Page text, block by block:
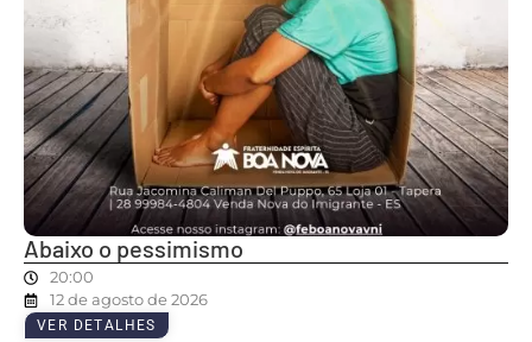
Abaixo o pessimismo
20:00
12 de agosto de 2026
VER DETALHES